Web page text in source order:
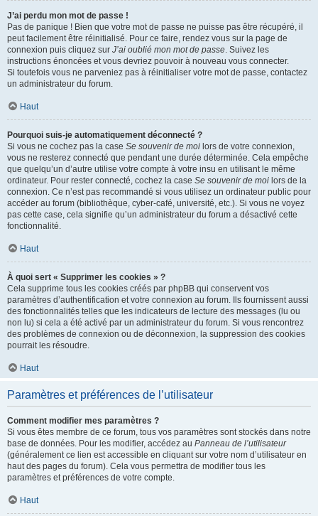
J’ai perdu mon mot de passe !
Pas de panique ! Bien que votre mot de passe ne puisse pas être récupéré, il
peut facilement être réinitialisé. Pour ce faire, rendez vous sur la page de
connexion puis cliquez sur J’ai oublié mon mot de passe. Suivez les
instructions énoncées et vous devriez pouvoir à nouveau vous connecter.
Si toutefois vous ne parveniez pas à réinitialiser votre mot de passe, contactez
un administrateur du forum.
Haut
Pourquoi suis-je automatiquement déconnecté ?
Si vous ne cochez pas la case Se souvenir de moi lors de votre connexion,
vous ne resterez connecté que pendant une durée déterminée. Cela empêche
que quelqu’un d’autre utilise votre compte à votre insu en utilisant le même
ordinateur. Pour rester connecté, cochez la case Se souvenir de moi lors de la
connexion. Ce n’est pas recommandé si vous utilisez un ordinateur public pour
accéder au forum (bibliothèque, cyber-café, université, etc.). Si vous ne voyez
pas cette case, cela signifie qu’un administrateur du forum a désactivé cette
fonctionnalité.
Haut
À quoi sert « Supprimer les cookies » ?
Cela supprime tous les cookies créés par phpBB qui conservent vos
paramètres d’authentification et votre connexion au forum. Ils fournissent aussi
des fonctionnalités telles que les indicateurs de lecture des messages (lu ou
non lu) si cela a été activé par un administrateur du forum. Si vous rencontrez
des problèmes de connexion ou de déconnexion, la suppression des cookies
pourrait les résoudre.
Haut
Paramètres et préférences de l’utilisateur
Comment modifier mes paramètres ?
Si vous êtes membre de ce forum, tous vos paramètres sont stockés dans notre
base de données. Pour les modifier, accédez au Panneau de l’utilisateur
(généralement ce lien est accessible en cliquant sur votre nom d’utilisateur en
haut des pages du forum). Cela vous permettra de modifier tous les
paramètres et préférences de votre compte.
Haut